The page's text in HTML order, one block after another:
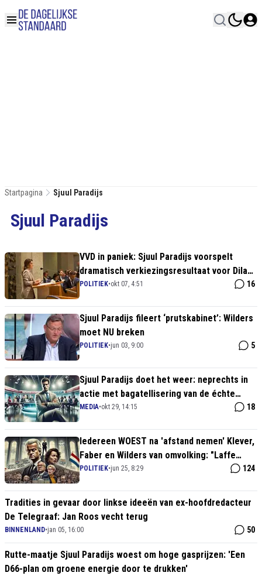
Startpagina Sjuul Paradijs
Sjuul Paradijs
VVD in paniek: Sjuul Paradijs voorspelt
dramatisch verkiezingsresultaat voor Dilan
Yeşilgöz
POLITIEK•okt 07, 4:51 16
Sjuul Paradijs fileert ‘prutskabinet’: Wilders
moet NU breken
POLITIEK•jun 03, 9:00 5
Sjuul Paradijs doet het weer: neprechts in
actie met bagatellisering van de échte
problemen
MEDIA•okt 29, 14:15 18
Iedereen WOEST na 'afstand nemen' Klever,
Faber en Wilders van omvolking: "Laffe
verraders!"
POLITIEK•jun 25, 8:29 124
Tradities in gevaar door linkse ideeën van ex-hoofdredacteur
De Telegraaf: Jan Roos vecht terug
BINNENLAND•jan 05, 16:00 50
Rutte-maatje Sjuul Paradijs woest om hoge gasprijzen: 'Een
D66-plan om groene energie door te drukken'